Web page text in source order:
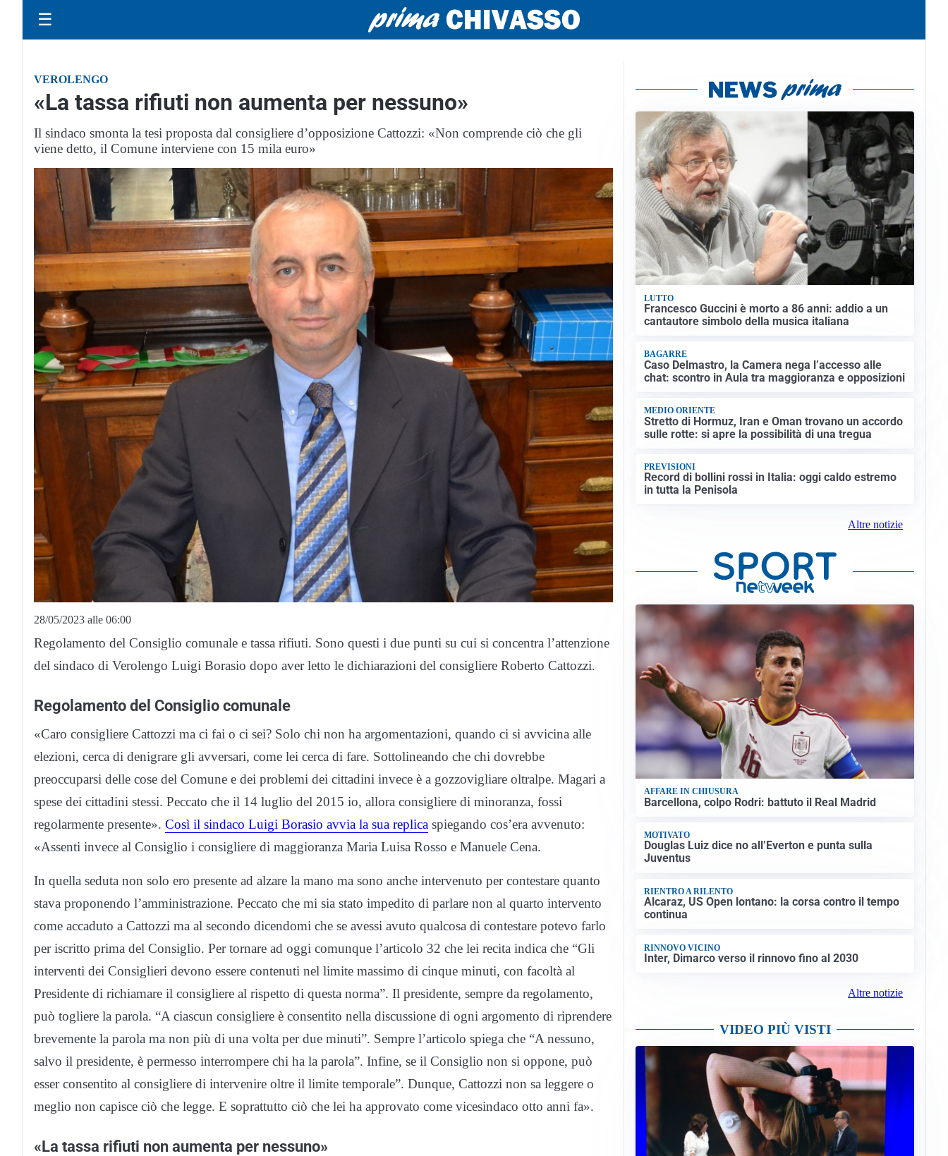
☰
VEROLENGO
«La tassa rifiuti non aumenta per nessuno»
Il sindaco smonta la tesi proposta dal consigliere d’opposizione Cattozzi: «Non comprende ciò che gli
viene detto, il Comune interviene con 15 mila euro»
28/05/2023 alle 06:00
Regolamento del Consiglio comunale e tassa rifiuti. Sono questi i due punti su cui si concentra l’attenzione
del sindaco di Verolengo Luigi Borasio dopo aver letto le dichiarazioni del consigliere Roberto Cattozzi.
Regolamento del Consiglio comunale
«Caro consigliere Cattozzi ma ci fai o ci sei? Solo chi non ha argomentazioni, quando ci si avvicina alle
elezioni, cerca di denigrare gli avversari, come lei cerca di fare. Sottolineando che chi dovrebbe
preoccuparsi delle cose del Comune e dei problemi dei cittadini invece è a gozzovigliare oltralpe. Magari a
spese dei cittadini stessi. Peccato che il 14 luglio del 2015 io, allora consigliere di minoranza, fossi
regolarmente presente». Così il sindaco Luigi Borasio avvia la sua replica spiegando cos’era avvenuto:
«Assenti invece al Consiglio i consigliere di maggioranza Maria Luisa Rosso e Manuele Cena.
In quella seduta non solo ero presente ad alzare la mano ma sono anche intervenuto per contestare quanto
stava proponendo l’amministrazione. Peccato che mi sia stato impedito di parlare non al quarto intervento
come accaduto a Cattozzi ma al secondo dicendomi che se avessi avuto qualcosa di contestare potevo farlo
per iscritto prima del Consiglio. Per tornare ad oggi comunque l’articolo 32 che lei recita indica che “Gli
interventi dei Consiglieri devono essere contenuti nel limite massimo di cinque minuti, con facoltà al
Presidente di richiamare il consigliere al rispetto di questa norma”. Il presidente, sempre da regolamento,
può togliere la parola. “A ciascun consigliere è consentito nella discussione di ogni argomento di riprendere
brevemente la parola ma non più di una volta per due minuti”. Sempre l’articolo spiega che “A nessuno,
salvo il presidente, è permesso interrompere chi ha la parola”. Infine, se il Consiglio non si oppone, può
esser consentito al consigliere di intervenire oltre il limite temporale”. Dunque, Cattozzi non sa leggere o
meglio non capisce ciò che legge. E soprattutto ciò che lei ha approvato come vicesindaco otto anni fa».
«La tassa rifiuti non aumenta per nessuno»
LUTTO
Francesco Guccini è morto a 86 anni: addio a un
cantautore simbolo della musica italiana
BAGARRE
Caso Delmastro, la Camera nega l’accesso alle
chat: scontro in Aula tra maggioranza e opposizioni
MEDIO ORIENTE
Stretto di Hormuz, Iran e Oman trovano un accordo
sulle rotte: si apre la possibilità di una tregua
PREVISIONI
Record di bollini rossi in Italia: oggi caldo estremo
in tutta la Penisola
Altre notizie
AFFARE IN CHIUSURA
Barcellona, colpo Rodri: battuto il Real Madrid
MOTIVATO
Douglas Luiz dice no all’Everton e punta sulla
Juventus
RIENTRO A RILENTO
Alcaraz, US Open lontano: la corsa contro il tempo
continua
RINNOVO VICINO
Inter, Dimarco verso il rinnovo fino al 2030
Altre notizie
VIDEO PIÙ VISTI